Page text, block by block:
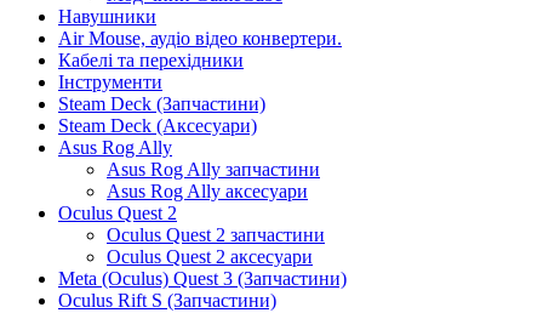
Навушники
Air Mouse, аудіо відео конвертери.
Кабелі та перехідники
Інструменти
Steam Deck (Запчастини)
Steam Deck (Аксесуари)
Asus Rog Ally
Asus Rog Ally запчастини
Asus Rog Ally аксесуари
Oculus Quest 2
Oculus Quest 2 запчастини
Oculus Quest 2 аксесуари
Meta (Oculus) Quest 3 (Запчастини)
Oculus Rift S (Запчастини)